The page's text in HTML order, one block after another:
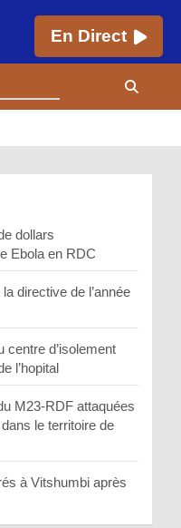
En Direct
dollars
Ebola en RDC
directive de l’année
centre d’isolement
l’hopital
M23-RDF attaquées
le territoire de
à Vitshumbi après